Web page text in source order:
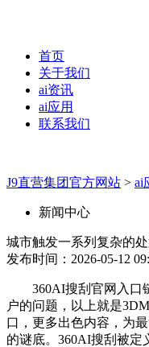
首页
关于我们
ai资讯
ai应用
联系我们
J9直营集团官方网站 > ai
新闻中心
城市触发一系列复杂的
发布时间：2026-05-12
360AI搜刮官网入口链
户的问题，以上就是
口，更多出色内容，为
的谜底。360AI搜刮被定